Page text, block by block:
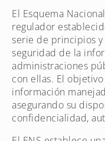
El Esquema
regulador
serie de principios
seguridad de la
administraciones
con ellas. El
información
asegurando su
confidencialidad,